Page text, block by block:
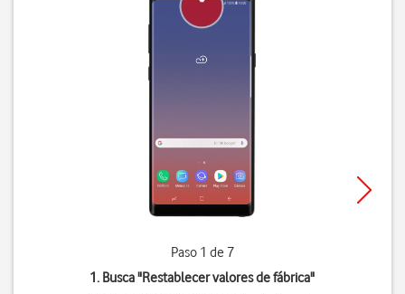
Paso 1 de 7
1. Busca "Restablecer valores de fábrica"